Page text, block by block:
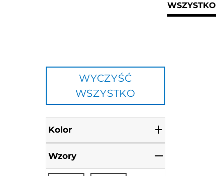
WSZYSTKO
WYCZYŚĆ
WSZYSTKO
Kolor
Wzory